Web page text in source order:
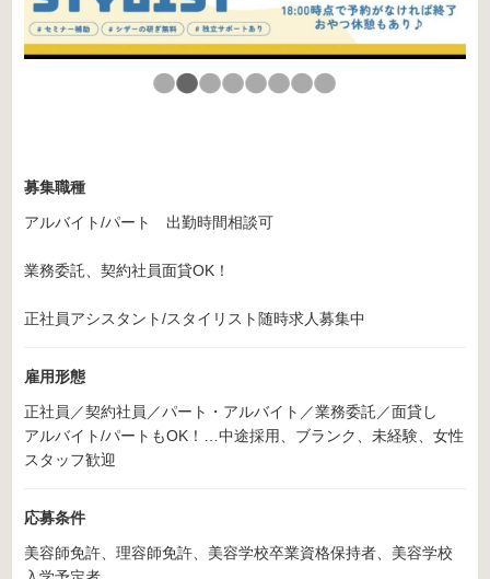
募集職種
アルバイト/パート 出勤時間相談可
業務委託、契約社員面貸OK！
正社員アシスタント/スタイリスト随時求人募集中
雇用形態
正社員／契約社員／パート・アルバイト／業務委託／面貸し
アルバイト/パートもOK！…中途採用、ブランク、未経験、女性
スタッフ歓迎
応募条件
美容師免許、理容師免許、美容学校卒業資格保持者、美容学校